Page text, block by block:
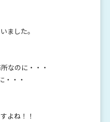
ました。
なのに・・・
・・・
よね！！